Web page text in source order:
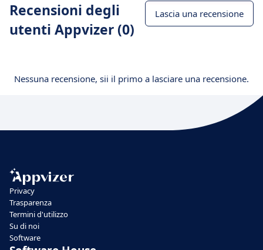
Recensioni degli
utenti Appvizer (0)
Lascia una recensione
Nessuna recensione, sii il primo a lasciare una recensione.
Privacy
Trasparenza
Termini d'utilizzo
Su di noi
Software